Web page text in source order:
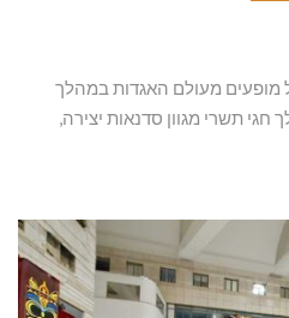
מופעים מעולם האגדות במהלך
תשרי מגוון סדנאות יצירה,